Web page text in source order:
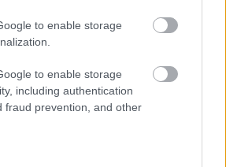
to enable storage
to enable storage
including authentication
fraud prevention, and other